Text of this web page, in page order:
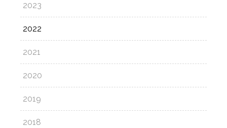
2023
2022
2021
2020
2019
2018